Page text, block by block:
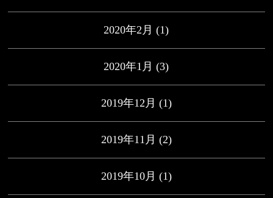
2020年2月 (1)
2020年1月 (3)
2019年12月 (1)
2019年11月 (2)
2019年10月 (1)